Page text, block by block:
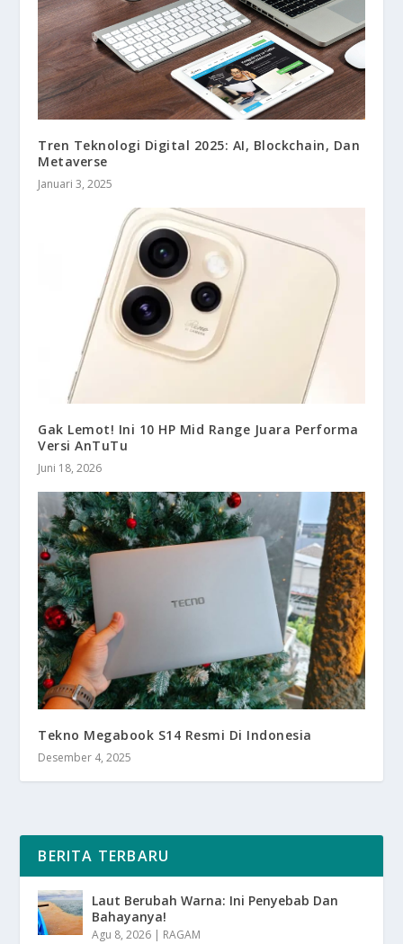
Tren Teknologi Digital 2025: AI, Blockchain, Dan
Metaverse
Januari 3, 2025
Gak Lemot! Ini 10 HP Mid Range Juara Performa
Versi AnTuTu
Juni 18, 2026
Tekno Megabook S14 Resmi Di Indonesia
Desember 4, 2025
BERITA TERBARU
Laut Berubah Warna: Ini Penyebab Dan
Bahayanya!
Agu 8, 2026 | RAGAM